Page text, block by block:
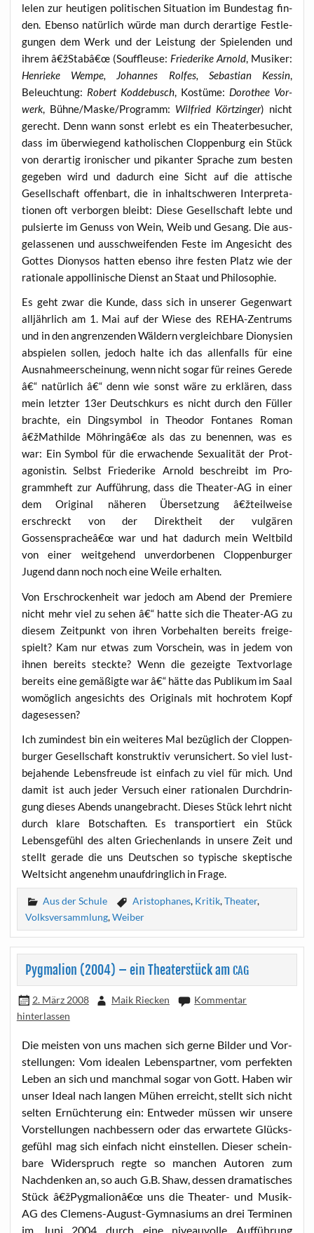
le­len zur heu­ti­gen poli­ti­schen Situa­ti­on im Bun­des­tag fin­
den. Eben­so natür­lich wür­de man durch der­ar­ti­ge Fest­le­
gun­gen dem Werk und der Leis­tung der Spie­len­den und
ihrem â€žStabâ€œ (Souf­fleu­se: Frie­de­ri­ke Arnold, Musi­ker:
Hen­rie­ke Wem­pe, Johan­nes Rol­fes, Sebas­ti­an Kes­sin,
Beleuch­tung: Robert Kod­de­busch, Kos­tü­me: Doro­thee Vor­
werk, Bühne/Maske/Programm: Wil­fried Kört­zin­ger) nicht
gerecht. Denn wann sonst erlebt es ein Thea­ter­be­su­cher,
dass im über­wie­gend katho­li­schen Clop­pen­burg ein Stück
von der­ar­tig iro­ni­scher und pikan­ter Spra­che zum bes­ten
gege­ben wird und dadurch eine Sicht auf die atti­sche
Gesell­schaft offen­bart, die in inhalt­schwe­ren Inter­pre­ta­
tio­nen oft ver­bor­gen bleibt: Die­se Gesell­schaft leb­te und
pul­sier­te im Genuss von Wein, Weib und Gesang. Die aus­
ge­las­se­nen und aus­schwei­fen­den Fes­te im Ange­sicht des
Got­tes Dio­ny­sos hat­ten eben­so ihre fes­ten Platz wie der
ratio­na­le appol­li­ni­sche Dienst an Staat und Philosophie.
Es geht zwar die Kun­de, dass sich in unse­rer Gegen­wart
all­jähr­lich am 1. Mai auf der Wie­se des REHA-Zen­trums
und in den angren­zen­den Wäl­dern ver­gleich­ba­re Dio­ny­si­en
abspie­len sol­len, jedoch hal­te ich das allen­falls für eine
Aus­nah­me­erschei­nung, wenn nicht sogar für rei­nes Gere­de
â€“ natür­lich â€“ denn wie sonst wäre zu erklä­ren, dass
mein letz­ter 13er Deutsch­kurs es nicht durch den Fül­ler
brach­te, ein Dingsym­bol in Theo­dor Fon­ta­nes Roman
â€žMathilde Möhringâ€œ als das zu benen­nen, was es
war: Ein Sym­bol für die erwa­chen­de Sexua­li­tät der Prot­
ago­nis­tin. Selbst Frie­de­ri­ke Arnold beschreibt im Pro­
gramm­heft zur Auf­füh­rung, dass die Thea­ter-AG in einer
dem Ori­gi­nal nähe­ren Über­set­zung â€žteilweise
erschreckt von der Direkt­heit der vul­gä­ren
Gossenspracheâ€œ war und hat dadurch mein Welt­bild
von einer weit­ge­hend unver­dor­be­nen Clop­pen­bur­ger
Jugend dann noch noch eine Wei­le erhalten.
Von Erschro­cken­heit war jedoch am Abend der Pre­mie­re
nicht mehr viel zu sehen â€“ hat­te sich die Thea­ter-AG zu
die­sem Zeit­punkt von ihren Vor­be­hal­ten bereits frei­ge­
spielt? Kam nur etwas zum Vor­schein, was in jedem von
ihnen bereits steck­te? Wenn die gezeig­te Text­vor­la­ge
bereits eine gemä­ßig­te war â€“ hät­te das Publi­kum im Saal
womög­lich ange­sichts des Ori­gi­nals mit hoch­ro­tem Kopf
dagesessen?
Ich zumin­dest bin ein wei­te­res Mal bezüg­lich der Clop­pen­
bur­ger Gesell­schaft kon­struk­tiv ver­un­si­chert. So viel lust­
be­ja­hen­de Lebens­freu­de ist ein­fach zu viel für mich. Und
damit ist auch jeder Ver­such einer ratio­na­len Durch­drin­
gung die­ses Abends unan­ge­bracht. Die­ses Stück lehrt nicht
durch kla­re Bot­schaf­ten. Es trans­por­tiert ein Stück
Lebens­ge­fühl des alten Grie­chen­lands in unse­re Zeit und
stellt gera­de die uns Deut­schen so typi­sche skep­ti­sche
Welt­sicht ange­nehm unauf­dring­lich in Frage.
Aus der Schule Aristophanes, Kritik,Theater,
Volksversammlung,Weiber
Pygmalion (2004) – ein Theaterstück amCAG
2. März 2008 Maik Riecken
Kommentar
hinterlassen
Die meis­ten von uns machen sich ger­ne Bil­der und Vor­
stel­lun­gen: Vom idea­len Lebens­part­ner, vom per­fek­ten
Leben an sich und manch­mal sogar von Gott. Haben wir
unser Ide­al nach lan­gen Mühen erreicht, stellt sich nicht
sel­ten Ernüch­te­rung ein: Ent­we­der müs­sen wir unse­re
Vor­stel­lun­gen nach­bes­sern oder das erwar­te­te Glücks­
ge­fühl mag sich ein­fach nicht ein­stel­len. Die­ser schein­
ba­re Wider­spruch reg­te so man­chen Autoren zum
Nach­den­ken an, so auch G.B. Shaw, des­sen dra­ma­ti­sches
Stück â€žPygmalionâ€œ uns die Thea­ter- und Musik-
AG des Cle­mens-August-Gym­na­si­ums an drei Ter­mi­nen
im Juni 2004 durch eine niveau­vol­le Auf­füh­rung